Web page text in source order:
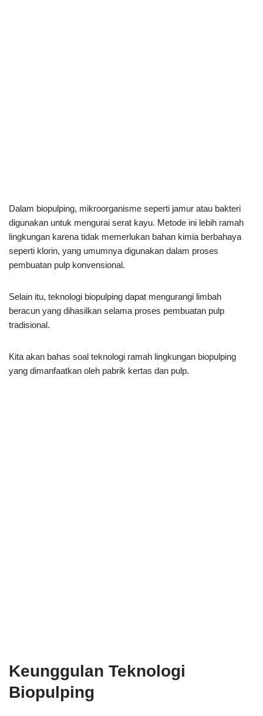
Dalam biopulping, mikroorganisme seperti jamur atau bakteri
digunakan untuk mengurai serat kayu. Metode ini lebih ramah
lingkungan karena tidak memerlukan bahan kimia berbahaya
seperti klorin, yang umumnya digunakan dalam proses
pembuatan pulp konvensional.
Selain itu, teknologi biopulping dapat mengurangi limbah
beracun yang dihasilkan selama proses pembuatan pulp
tradisional.
Kita akan bahas soal teknologi ramah lingkungan biopulping
yang dimanfaatkan oleh pabrik kertas dan pulp.
Keunggulan Teknologi
Biopulping